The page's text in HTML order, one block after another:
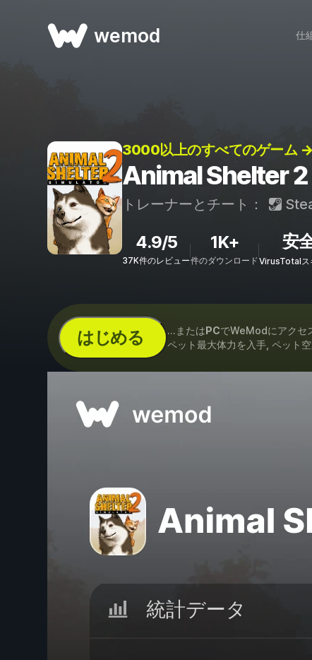
wemod 仕
3000以上のすべてのゲーム →
Animal Shelter
トレーナーとチート：
4.9/5
37K件のレビュー
1K+
件のダウンロード
安
VirusTotalス
はじめる ...またはPCでWeModにアクセ
ペット最大体力を入手, ペット